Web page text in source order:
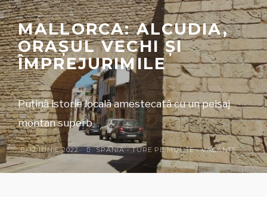
MALLORCA: ALCUDIA,
ORAȘUL VECHI ȘI
ÎMPREJURIMILE
Puțină istorie locală amestecată cu un peisaj
montan superb
12 IUNIE 2022 SPANIA•TURE PE MUNTE•VACANȚE